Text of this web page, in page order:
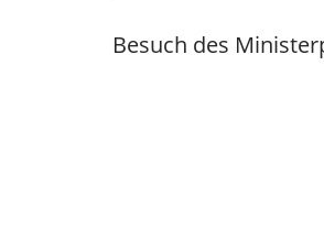
Besuch des